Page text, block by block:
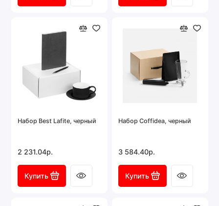
Набор Best Lafite, черный
2 231.04р.
Купить
Набор Coffidea, черный
3 584.40р.
Купить